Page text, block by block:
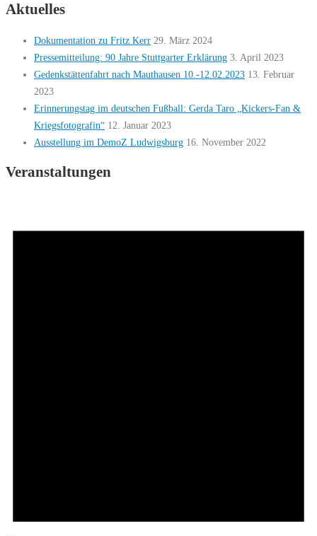
Aktuelles
Dokumentation zu Fritz Kerr 29. März 2024
Pressemitteilung: 90 Jahre Stuttgarter Erklärung 3. April 2023
Gedenkstättenfahrt nach Mauthausen 10.-12.02.2023 13. Februar
2023
Erinnerungstag im deutschen Fußball: Gerda Taro „Kickers-Fan &
Kriegsfotografin“ 12. Januar 2023
Ausstellung im DemoZ Ludwigsburg 16. November 2022
Veranstaltungen